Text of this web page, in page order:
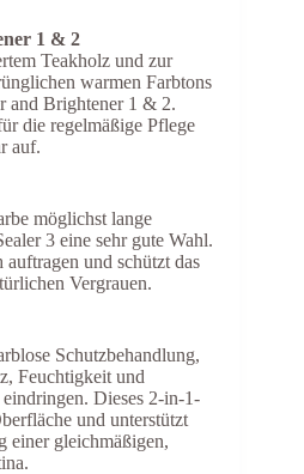
1 & 2
Teakholz und zur
warmen Farbtons
and Brightener 1 & 2.
die regelmäßige Pflege
auf.
möglichst lange
3 eine sehr gute Wahl.
auftragen und schützt das
Vergrauen.
Schutzbehandlung,
Feuchtigkeit und
eindringen. Dieses 2-in-1-
und unterstützt
einer gleichmäßigen,